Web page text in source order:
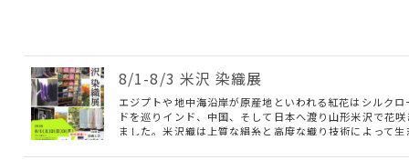
8/1-8/3 米沢 染織展
エジプトや地中海沿岸が原産地といわれる紅花はシルクロ
ドを巡りインド、中国、そして日本へ渡り山形米沢で花咲
ました。米沢織は上質な絹糸と高度な織り技術によって生